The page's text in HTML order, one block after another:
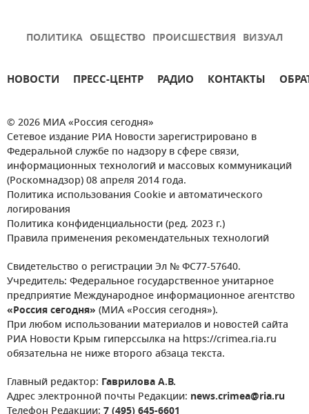
ПОЛИТИКА ОБЩЕСТВО ПРОИСШЕСТВИЯ ВИЗУАЛ
НОВОСТИ ПРЕСС-ЦЕНТР РАДИО КОНТАКТЫ
© 2026 МИА «Россия сегодня»
Сетевое издание РИА Новости зарегистрировано в
Федеральной службе по надзору в сфере связи,
информационных технологий и массовых коммуникаций
(Роскомнадзор) 08 апреля 2014 года.
Политика использования Cookie и автоматического
логирования
Политика конфиденциальности (ред. 2023 г.)
Правила применения рекомендательных технологий
Свидетельство о регистрации Эл № ФС77-57640.
Учредитель: Федеральное государственное унитарное
предприятие Международное информационное агентство
«Россия сегодня» (МИА «Россия сегодня»).
При любом использовании материалов и новостей сайта
РИА Новости Крым гиперссылка на https://crimea.ria.ru
обязательна не ниже второго абзаца текста.
Главный редактор: Гаврилова А.В.
Адрес электронной почты Редакции: news.crimea@ria.ru